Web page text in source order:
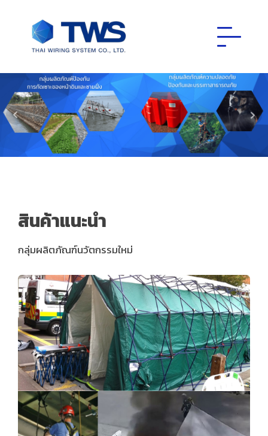
สินค้าแนะนำ
กลุ่มผลิตภัณฑ์นวัตกรรมใหม่